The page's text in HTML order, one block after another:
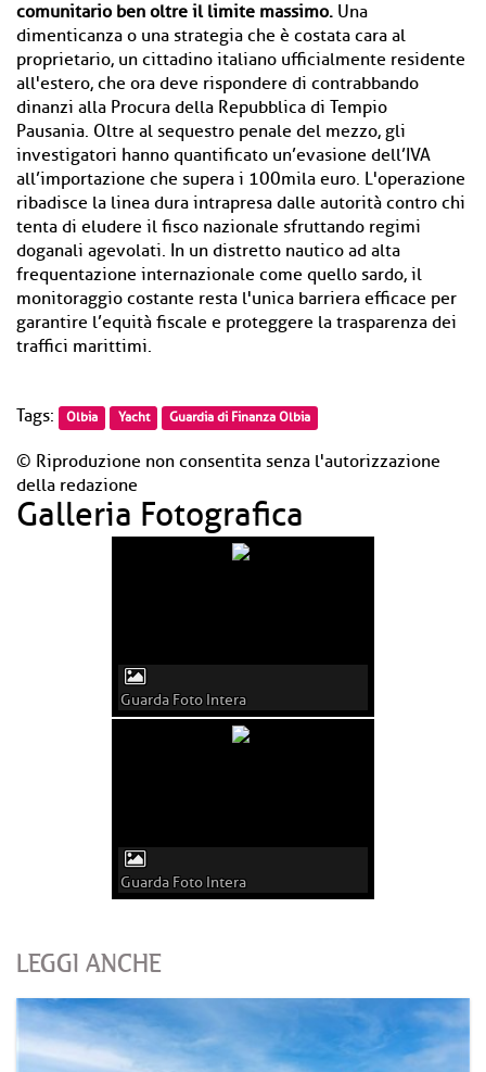
comunitario ben oltre il limite massimo. Una
dimenticanza o una strategia che è costata cara al
proprietario, un cittadino italiano ufficialmente residente
all'estero, che ora deve rispondere di contrabbando
dinanzi alla Procura della Repubblica di Tempio
Pausania. Oltre al sequestro penale del mezzo, gli
investigatori hanno quantificato un’evasione dell’IVA
all’importazione che supera i 100mila euro. L'operazione
ribadisce la linea dura intrapresa dalle autorità contro chi
tenta di eludere il fisco nazionale sfruttando regimi
doganali agevolati. In un distretto nautico ad alta
frequentazione internazionale come quello sardo, il
monitoraggio costante resta l'unica barriera efficace per
garantire l’equità fiscale e proteggere la trasparenza dei
traffici marittimi.
Tags: Olbia Yacht Guardia di Finanza Olbia
© Riproduzione non consentita senza l'autorizzazione
della redazione
Galleria Fotografica
Guarda Foto Intera
Guarda Foto Intera
LEGGI ANCHE